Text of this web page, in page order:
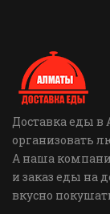
Доставка еды
организовать
А наша
и заказ еды на
вкусно